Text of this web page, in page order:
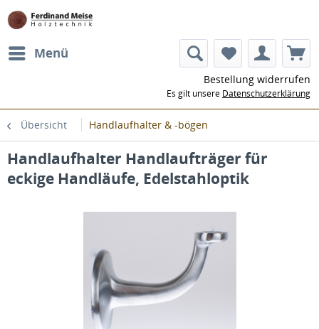
Menü
Bestellung widerrufen
Es gilt unsere Datenschutzerklärung
Übersicht Handlaufhalter & -bögen
Handlaufhalter Handlaufträger für
eckige Handläufe, Edelstahloptik